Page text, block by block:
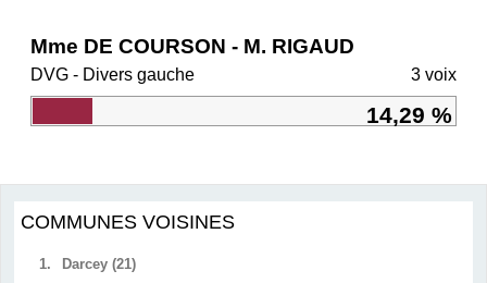
Mme DE COURSON - M. RIGAUD
DVG - Divers gauche 3 voix
14,29 %
COMMUNES VOISINES
1.
Darcey (21)